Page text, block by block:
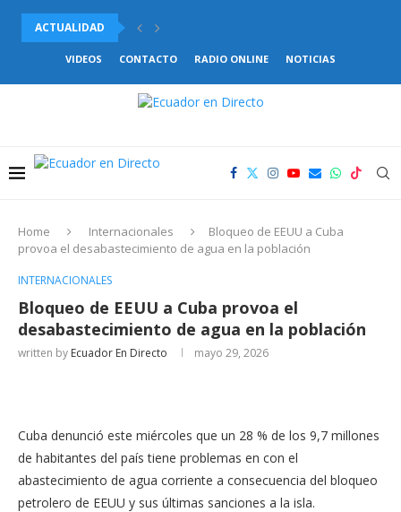
ACTUALIDAD
PABEL MUÑOZ BUSCA LA REELECCIÓN PARA LA ALCALDÍA...
VIDEOS CONTACTO RADIO ONLINE NOTICIAS
Home Internacionales
Bloqueo de EEUU a Cuba
provoa el desabastecimiento de agua en la población
INTERNACIONALES
Bloqueo de EEUU a Cuba provoa el
desabastecimiento de agua en la población
written by Ecuador En Directo mayo 29, 2026
Cuba denunció este miércoles que un 28 % de los 9,7 millones
de habitantes del país tiene problemas en con el
abastecimiento de agua corriente a consecuencia del bloqueo
petrolero de EEUU y sus últimas sanciones a la isla.